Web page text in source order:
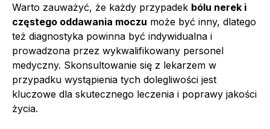
Warto zauważyć, że każdy przypadek bólu nerek i
częstego oddawania moczu może być inny, dlatego
też diagnostyka powinna być indywidualna i
prowadzona przez wykwalifikowany personel
medyczny. Skonsultowanie się z lekarzem w
przypadku wystąpienia tych dolegliwości jest
kluczowe dla skutecznego leczenia i poprawy jakości
życia.